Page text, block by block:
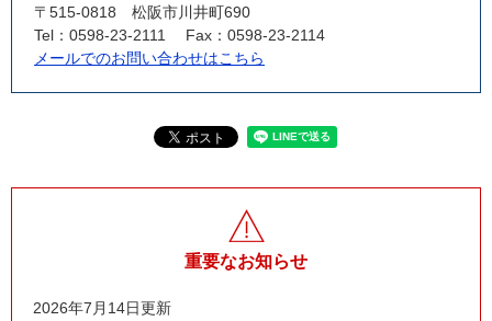
〒515-0818
松阪市川井町690
Tel：0598-23-2111
Fax：0598-23-2114
メールでのお問い合わせはこちら
重要なお知らせ
2026年7月14日更新